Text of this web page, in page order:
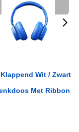
Wit / Zwart
Met Ribbon